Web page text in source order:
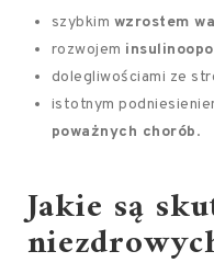
szybkim wzrostem
rozwojem
dolegliwościami ze
istotnym
poważnych chorób.
Jakie są